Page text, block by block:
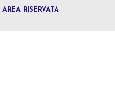
AREA RISERVATA